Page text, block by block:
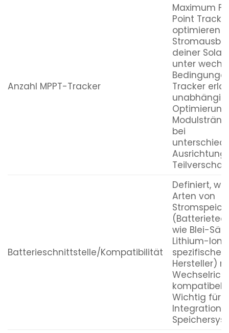
Anzahl MPPT-Tracker
Maximum
Point
optimieren
deiner
unter
Tracker
bei
Ausrichtung
Batterieschnittstelle/Kompatibilität
Definiert,
Arten von
wie Blei-
Lithium-
spezifische
Hersteller)
kompatibel
Wichtig für
Integration